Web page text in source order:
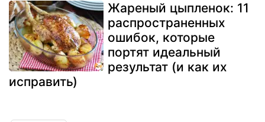
Жареный цыпленок: 11
распространенных
ошибок, которые
портят идеальный
результат (и как их
исправить)